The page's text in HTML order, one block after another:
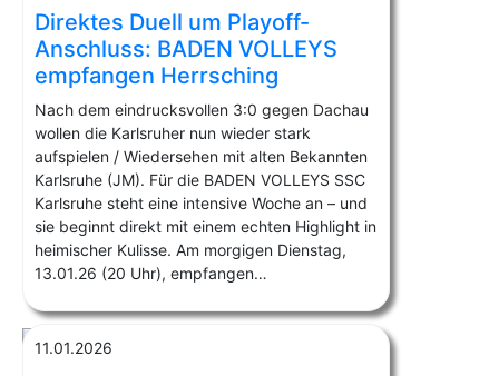
Direktes Duell um Playoff-
Anschluss: BADEN VOLLEYS
empfangen Herrsching
Nach dem eindrucksvollen 3:0 gegen Dachau
wollen die Karlsruher nun wieder stark
aufspielen / Wiedersehen mit alten Bekannten
Karlsruhe (JM). Für die BADEN VOLLEYS SSC
Karlsruhe steht eine intensive Woche an – und
sie beginnt direkt mit einem echten Highlight in
heimischer Kulisse. Am morgigen Dienstag,
13.01.26 (20 Uhr), empfangen…
11.01.2026